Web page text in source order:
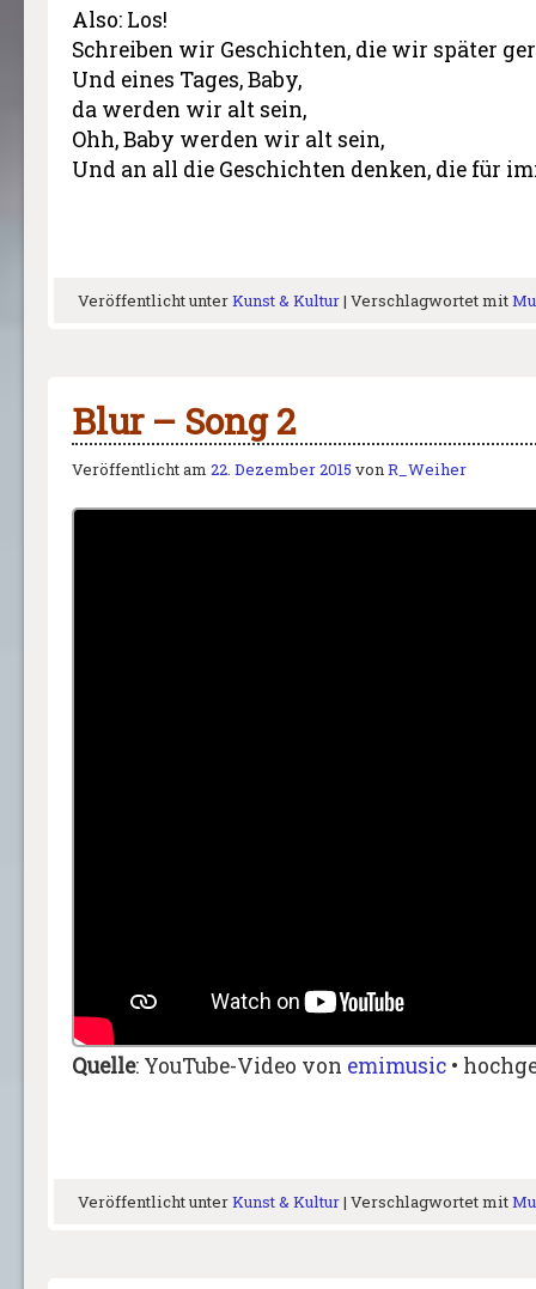
Also: Los!
Schreiben wir Geschichten, die wir später
Und eines Tages, Baby,
da werden wir alt sein,
Ohh, Baby werden wir alt sein,
Und an all die Geschichten denken, die für
Veröffentlicht unterKunst & Kultur| Verschlagwortet mit
Blur – Song 2
Veröffentlicht am 22. Dezember 2015 vonR_Weiher
Quelle: YouTube-Video von emimusic •
Veröffentlicht unterKunst & Kultur| Verschlagwortet mit